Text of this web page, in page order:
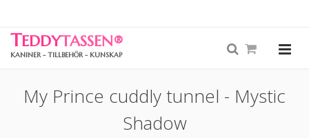
TEDDYTASSEN®
KANINER - TILLBEHÖR - KUNSKAP
My Prince cuddly tunnel - Mystic
Shadow